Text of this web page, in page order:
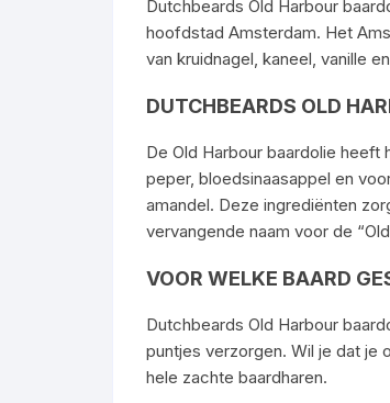
Dutchbeards Old Harbour
hoofdstad Amsterdam. Het
van kruidnagel, kaneel, vanille
DUTCHBEARDS OLD
De Old Harbour baardolie
peper, bloedsinaasappel en
amandel. Deze ingrediënten
vervangende naam voor de
VOOR WELKE BAARD
Dutchbeards Old Harbour
puntjes verzorgen. Wil je dat je
hele zachte baardharen.